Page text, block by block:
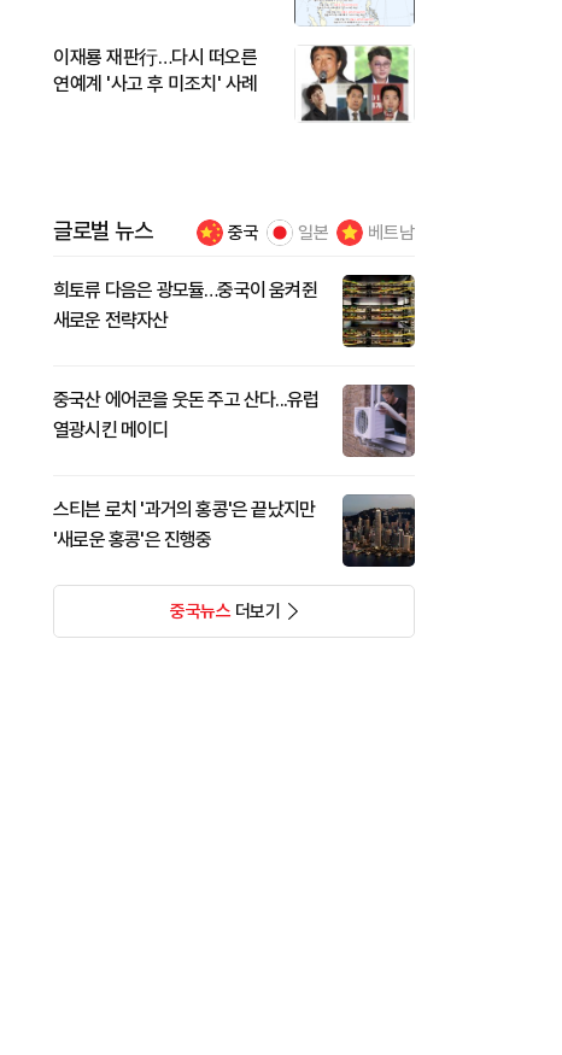
이재룡 재판行…다시 떠오른
연예계 '사고 후 미조치' 사례
글로벌 뉴스 중국 일본 베트남
희토류 다음은 광모듈…중국이 움켜쥔
새로운 전략자산
중국산 에어콘을 웃돈 주고 산다...유럽
열광시킨 메이디
스티븐 로치 '과거의 홍콩'은 끝났지만
'새로운 홍콩'은 진행중
중국뉴스더보기